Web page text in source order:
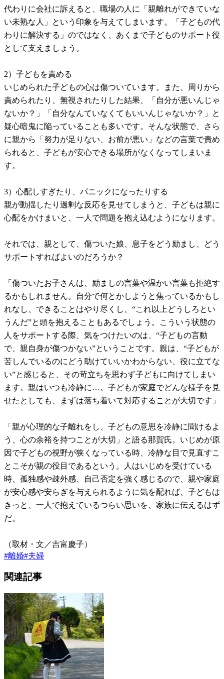
代わりに会社に訴えると、職場の人に「親離れができていな
い未熟な人」という印象を与えてしまいます。「子どもの代
わりに解決する」のではなく、あくまで子どものサポート役
として支えましょう。
2）子どもを責める
いじめられた子どもの心は傷ついています。また、周りから
責められたり、無視されたりした結果、「自分が悪いんじゃ
ないか？」「自分なんていなくてもいいんじゃないか？」と
疑心暗鬼に陥っていることも多いです。そんな状態で、さら
に親から「努力が足りない、お前が悪い」などの言葉で責め
られると、子どもが安心できる場所がなくなってしまいま
す。
3）心配しすぎたり、パニックになったりする
親が動揺したり過剰な反応を見せてしまうと、子どもは親に
心配をかけまいと、一人で問題を抱え込むようになります。
それでは、親として、傷ついた娘、息子をどう励まし、どう
サポートすればよいのだろうか？
「傷ついたお子さんは、励ましの言葉や温かい言葉も拒絶す
るかもしれません。自分で何とかしようと焦っているかもし
れなし、できることはやり尽くし、“これ以上どうしろとい
うんだ”と頭を抱えることもあるでしょう。こういう状態の
人をサポートする際、気をつけたいのは、“子どもの言動
で、親自身が傷つかない”ということです。親は、“子どもが
苦しんでいるのにどう助けていいかわからない、役に立てな
い”と感じると、その苛立ちを思わず子どもに向けてしまい
ます。親はいつも冷静に…。子どもが家庭でどんな様子を見
せたとしても、まずは落ち着いて対応することが大切です」
「親が心理的な子離れをし、子どもの意思を冷静に聞けるよ
う、心の余裕を持つことが大切」と語る那賀氏。いじめが原
因で子どもの視野が狭くなっている時、冷静な目で見直すこ
とこそが親の役目であるという。人はいじめを受けている
時、孤独感や疎外感、自己否定を強く感じるので、親や家庭
が安心感や安らぎを与えられるように気を配れば、子どもは
きっと、一人で抱えているつらい思いを、家族に伝えるはず
だ。
（取材・文／吉富慶子）
#離婚#夫婦
関連記事